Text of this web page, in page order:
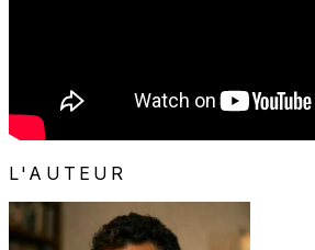
L'AUTEUR